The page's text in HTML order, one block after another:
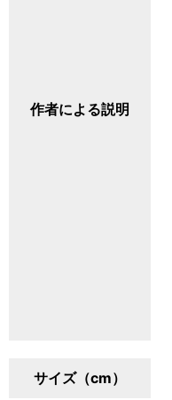
作者による説明
サイズ（cm）